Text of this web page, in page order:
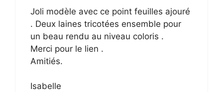
Joli modèle avec ce point feuilles ajouré
. Deux laines tricotées ensemble pour
un beau rendu au niveau coloris .
Merci pour le lien .
Amitiés.
Isabelle